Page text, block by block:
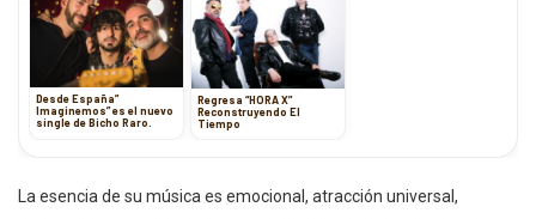
Desde España”
Imaginemos” es el nuevo
single de Bicho Raro.
Regresa “HORA X”
Reconstruyendo El
Tiempo
La esencia de su música es emocional, atracción universal,